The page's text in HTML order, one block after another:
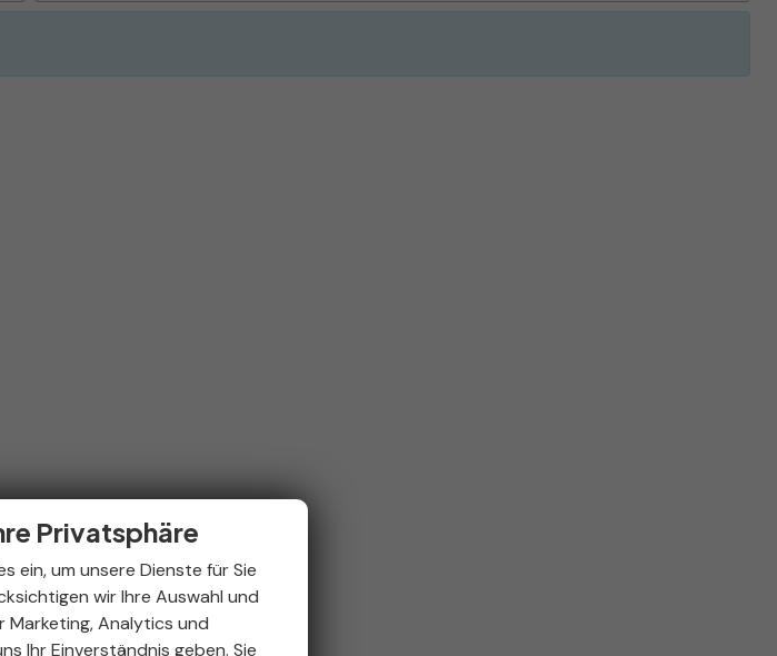
Privatsphäre
ein, um unsere Dienste für Sie
wir Ihre Auswahl und
Analytics und
Ihr Einverständnis geben. Sie